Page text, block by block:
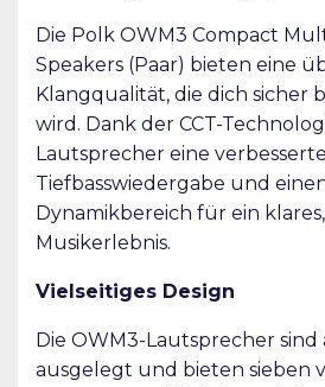
Die Polk OWM3 Compact
Speakers (Paar) bieten eine
Klangqualität, die dich sicher
wird. Dank der CCT-
Lautsprecher eine verbesserte
Tiefbasswiedergabe und
Dynamikbereich für ein
Musikerlebnis.
Vielseitiges Design
Die OWM3-Lautsprecher
ausgelegt und bieten sieben